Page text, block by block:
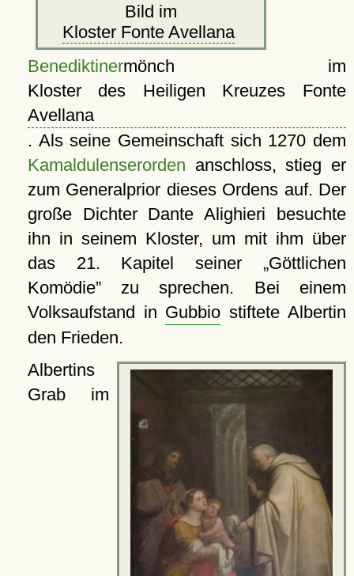
Bild im
Kloster Fonte Avellana
Benediktinermönch im
Kloster des Heiligen Kreuzes Fonte
Avellana
. Als seine Gemeinschaft sich 1270 dem
Kamaldulenserorden anschloss, stieg er
zum Generalprior dieses Ordens auf. Der
große Dichter Dante Alighieri besuchte
ihn in seinem Kloster, um mit ihm über
das 21. Kapitel seiner
Göttlichen
Komödie zu sprechen. Bei einem
Volksaufstand in Gubbio stiftete Albertin
den Frieden.
Albertins
Grab im